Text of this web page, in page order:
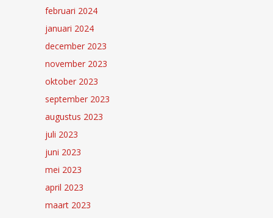
februari 2024
januari 2024
december 2023
november 2023
oktober 2023
september 2023
augustus 2023
juli 2023
juni 2023
mei 2023
april 2023
maart 2023